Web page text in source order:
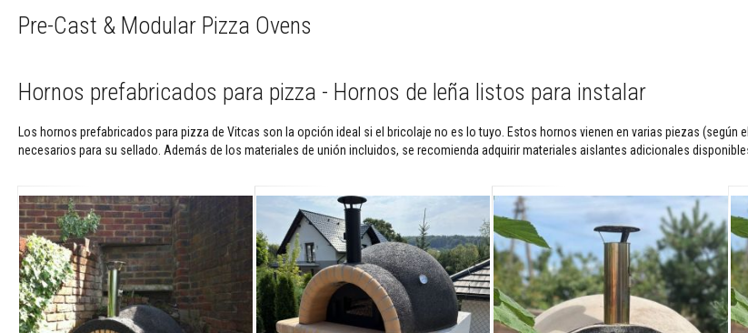
cementos
temperaturas
Adhesivos
lechadas
Limpiadores
para
estufas
chimeneas
Pre-Cast & Modular Pizza Ovens
Hornos prefabricados para pizza - Hornos de leña listos para instalar
Los hornos prefabricados para pizza de Vitcas son la opción ideal si el bricolaje no es lo tuyo. Estos hornos vienen en varias piezas
necesarios para su sellado. Además de los materiales de unión incluidos, se recomienda adquirir materiales aislantes adicionales